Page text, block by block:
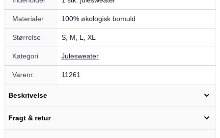
Materialer 100% økologisk bomuld
Størrelse S, M, L, XL
Kategori Julesweater
Varenr. 11261
Beskrivelse
Fragt & retur